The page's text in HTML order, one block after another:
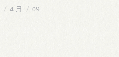
4 月 09